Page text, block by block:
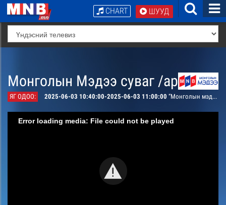
ШУУД
CHART
Монголын Мэдээ суваг /архив/
ЯГ ОДОО: 2025-06-03 10:40:00-2025-06-03 11:00:00 “Монголын мэдээ тойм тайлбар” /давталт/
Error loading media: File could not be played